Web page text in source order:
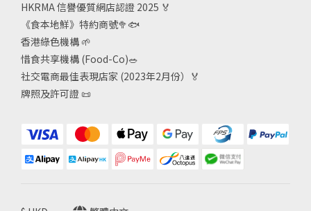
HKRMA 信譽優質網店認證 2025 🏅
《食本地鮮》特約商號🥦🐟
香港綠色機構 🌱
惜食共享機構 (Food-Co)🥗
社交電商最佳表現店家 (2023年2月份）🏅
牌照及許可證 📜